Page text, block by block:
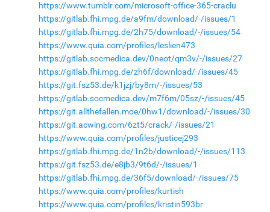
https://www.tumblr.com/microsoft-office-365-craclu
https://gitlab.fhi.mpg.de/a9fm/download/-/issues/1
https://gitlab.fhi.mpg.de/2h75/download/-/issues/54
https://www.quia.com/profiles/leslien473
https://gitlab.socmedica.dev/0neot/qm3v/-/issues/27
https://gitlab.fhi.mpg.de/zh6f/download/-/issues/45
https://git.fsz53.de/k1jzj/by8m/-/issues/53
https://gitlab.socmedica.dev/m7f6m/05sz/-/issues/45
https://git.allthefallen.moe/0hw1/download/-/issues/30
https://git.acwing.com/6zt5/crack/-/issues/21
https://www.quia.com/profiles/justicej293
https://gitlab.fhi.mpg.de/1n2b/download/-/issues/113
https://git.fsz53.de/e8jb3/9t6d/-/issues/1
https://gitlab.fhi.mpg.de/36f5/download/-/issues/75
https://www.quia.com/profiles/kurtish
https://www.quia.com/profiles/kristin593br